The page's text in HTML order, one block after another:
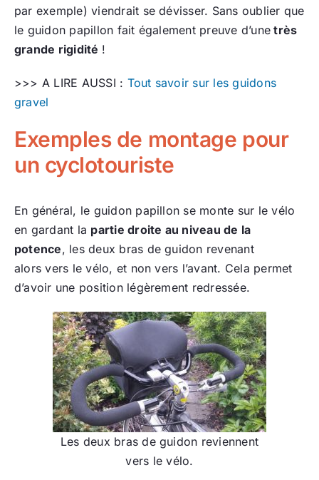
par exemple) viendrait se dévisser. Sans oublier que
le guidon papillon fait également preuve d’une très
grande rigidité !
>>> A LIRE AUSSI : Tout savoir sur les guidons
gravel
Exemples de montage pour
un cyclotouriste
En général, le guidon papillon se monte sur le vélo
en gardant la partie droite au niveau de la
potence, les deux bras de guidon revenant
alors vers le vélo, et non vers l’avant. Cela permet
d’avoir une position légèrement redressée.
Les deux bras de guidon reviennent
vers le vélo.